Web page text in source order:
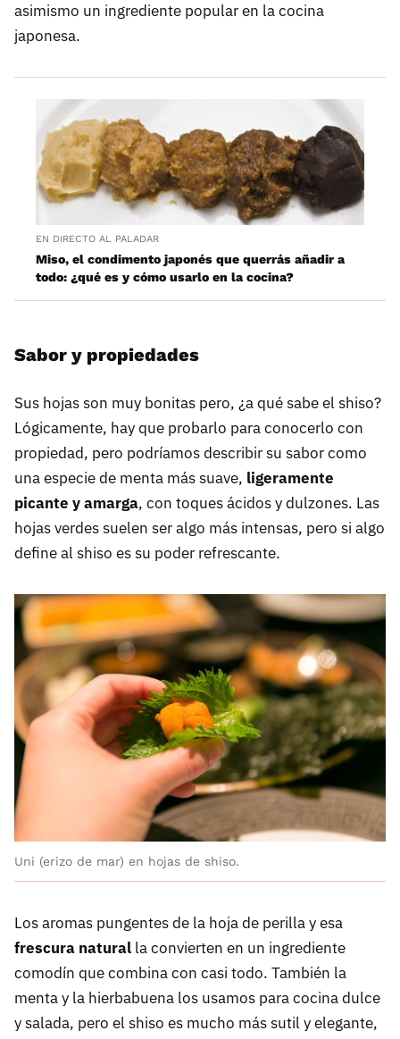
asimismo un ingrediente popular en la cocina
japonesa.
EN DIRECTO AL PALADAR
Miso, el condimento japonés que querrás añadir a
todo: ¿qué es y cómo usarlo en la cocina?
Sabor y propiedades
Sus hojas son muy bonitas pero, ¿a qué sabe el shiso?
Lógicamente, hay que probarlo para conocerlo con
propiedad, pero podríamos describir su sabor como
una especie de menta más suave, ligeramente
picante y amarga, con toques ácidos y dulzones. Las
hojas verdes suelen ser algo más intensas, pero si algo
define al shiso es su poder refrescante.
Uni (erizo de mar) en hojas de shiso.
Los aromas pungentes de la hoja de perilla y esa
frescura natural la convierten en un ingrediente
comodín que combina con casi todo. También la
menta y la hierbabuena los usamos para cocina dulce
y salada, pero el shiso es mucho más sutil y elegante,